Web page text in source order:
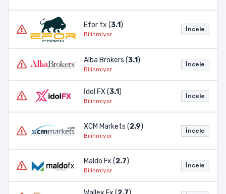
Efor fx (3.1)
Bilinmiyor
İncele
Alba Brokers (3.1)
Bilinmiyor
İncele
İdol FX (3.1)
Bilinmiyor
İncele
XCM Markets (2.9)
Bilinmiyor
İncele
Maldo Fx (2.7)
Bilinmiyor
İncele